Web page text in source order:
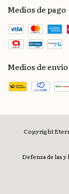
Medios de pago
Medios de envío
Copyright
Defensa de las